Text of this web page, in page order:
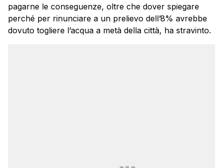
pagarne le conseguenze, oltre che dover spiegare
perché per rinunciare a un prelievo dell’8% avrebbe
dovuto togliere l’acqua a metà della città, ha stravinto.